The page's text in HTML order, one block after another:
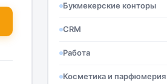
Букмекерские конторы
CRM
Работа
Косметика и парфюмерия